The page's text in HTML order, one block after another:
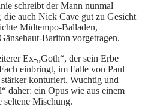
schreibt der Mann nunmal
die auch Nick Cave gut zu Gesicht
Midtempo-Balladen,
Bariton vorgetragen.
Ex-„Goth“, der sein Erbe
einbringt, im Falle von Paul
konturiert. Wuchtig und
daher: ein Opus wie aus einem
seltene Mischung.